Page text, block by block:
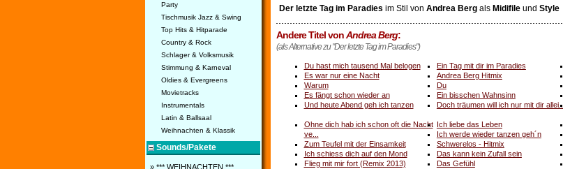
Party
Tischmusik Jazz & Swing
Top Hits & Hitparade
Country & Rock
Schlager & Volksmusik
Stimmung & Karneval
Oldies & Evergreens
Movietracks
Instrumentals
Latin & Ballsaal
Weihnachten & Klassik
Sounds/Pakete
» *** WEIHNACHTEN ***
Der letzte Tag im Paradies im Stil von Andrea Bergals Midifileund Style
Andere Titel vonAndrea Berg:
(als Alternative zu "Der letzte Tag im Paradies")
Du hast mich tausend Mal belogen Ein Tag mit dir im Paradies
Es war nur eine Nacht
Andrea Berg Hitmix
Warum
Du
Es fängt schon wieder an
Ein bisschen Wahnsinn
Und heute Abend geh ich tanzen
Doch träumen will ich nur mit dir allei...
Ohne dich hab ich schon oft die Nacht
ve...
Ich liebe das Leben
Ich werde wieder tanzen geh´n
Zum Teufel mit der Einsamkeit
Schwerelos - Hitmix
Ich schiess dich auf den Mond
Das kann kein Zufall sein
Flieg mit mir fort (Remix 2013)
Das Gefühl